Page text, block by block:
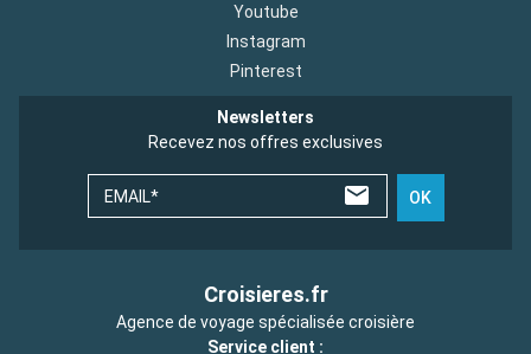
Youtube
Instagram
Pinterest
Newsletters
Recevez nos offres exclusives
EMAIL* OK
Croisieres.fr
Agence de voyage spécialisée croisière
Service client :